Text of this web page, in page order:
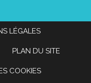
LÉGALES
PLAN DU SITE
COOKIES